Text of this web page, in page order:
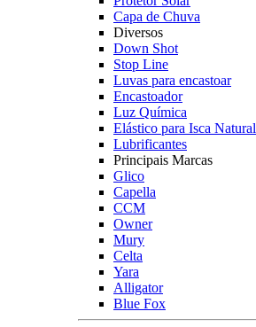
Capa de Chuva
Diversos
Down Shot
Stop Line
Luvas para encastoar
Encastoador
Luz Química
Elástico para Isca Natural
Lubrificantes
Principais Marcas
Glico
Capella
CCM
Owner
Mury
Celta
Yara
Alligator
Blue Fox